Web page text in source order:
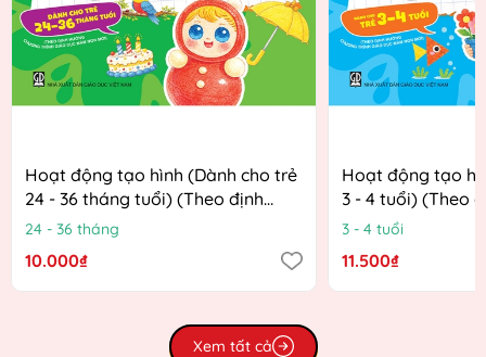
Hoạt động tạo hình (Dành cho trẻ
24 - 36 tháng tuổi) (Theo định
hướng Chương trình Giáo dục
24 - 36 tháng
10.000₫
Hoạt động tạo
3 - 4 tuổi) (Theo
Chương trình
3 - 4 tuổi
11.500₫
Xem tất cả